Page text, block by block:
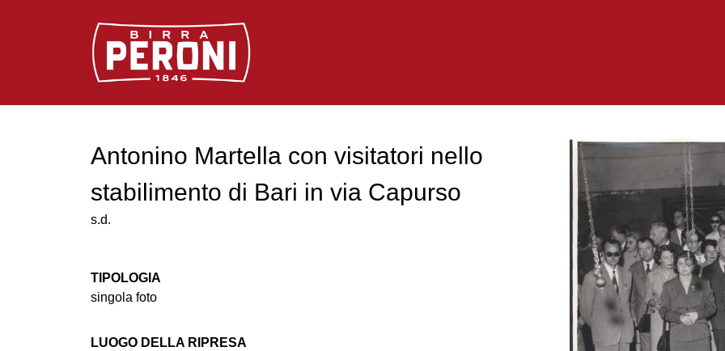
Logo Birra Peroni
Antonino Martella con visitatori nello
stabilimento di Bari in via Capurso
s.d.
TIPOLOGIA
singola foto
LUOGO DELLA RIPRESA